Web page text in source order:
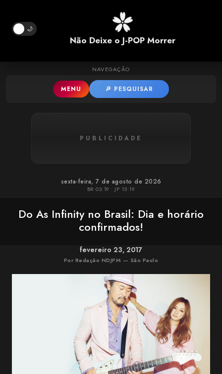
Pular para o conteúdo principal
🌙
Não Deixe o J-POP Morrer
NAVEGAÇÃO
MENU 🔎 PESQUISAR
PUBLICIDADE
sexta-feira, 7 de agosto de 2026
BR 03:19 • JP 15:19
Do As Infinity no Brasil: Dia e horário
confirmados!
fevereiro 23, 2017
Por Redação NDJPM — São Paulo